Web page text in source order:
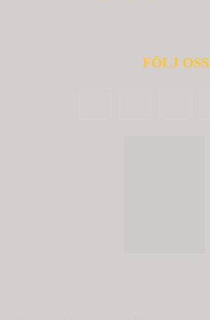
FÖLJ OSS